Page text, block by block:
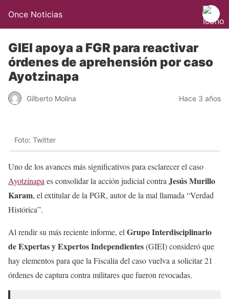
Once Noticias
GIEI apoya a FGR para reactivar
órdenes de aprehensión por caso
Ayotzinapa
Gilberto Molina Hace 3 años
Foto: Twitter
Uno de los avances más significativos para esclarecer el caso
Ayotzinapa es consolidar la acción judicial contra Jesús Murillo
Karam, el extitular de la PGR, autor de la mal llamada “Verdad
Histórica”.
Al rendir su más reciente informe, el Grupo Interdisciplinario
de Expertas y Expertos Independientes(GIEI) consideró que
hay elementos para que la Fiscalía del caso vuelva a solicitar 21
órdenes de captura contra militares que fueron revocadas.